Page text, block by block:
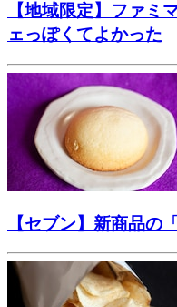
【地域限定】ファミ
ェっぽくてよかった
【セブン】新商品の